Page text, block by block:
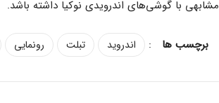
مشابهی با گوشی‌های اندرویدی نوکیا داشته باشد.
: اندروید تبلت رونمایی